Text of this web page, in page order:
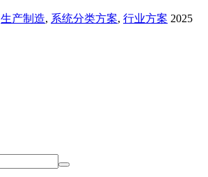
生产制造, 系统分类方案, 行业方案 2025